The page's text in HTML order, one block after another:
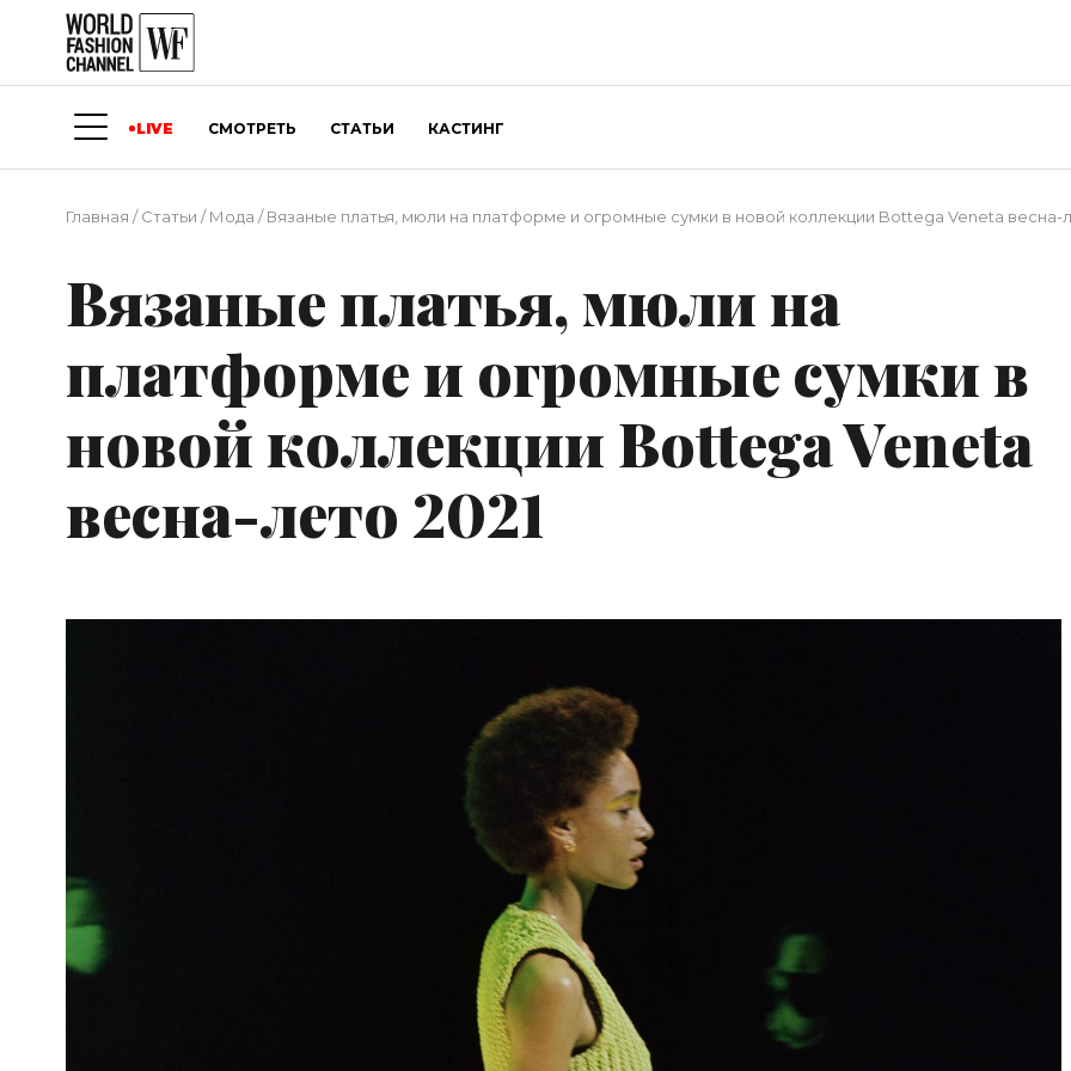
LIVE СМОТРЕТЬ СТАТЬИ КАСТИНГ
Главная /Статьи /Мода /Вязаные платья, мюли на платформе и огромные сумки в новой коллекции Bottega Veneta весна-
Вязаные платья, мюли на
платформе и огромные сумки в
новой коллекции Bottega Veneta
весна-лето 2021